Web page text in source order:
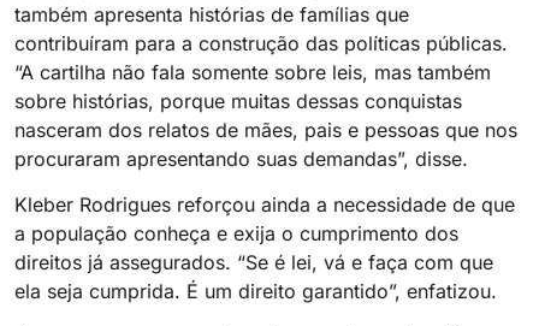
também apresenta histórias de famílias que
contribuíram para a construção das políticas públicas.
“A cartilha não fala somente sobre leis, mas também
sobre histórias, porque muitas dessas conquistas
nasceram dos relatos de mães, pais e pessoas que nos
procuraram apresentando suas demandas”, disse.
Kleber Rodrigues reforçou ainda a necessidade de que
a população conheça e exija o cumprimento dos
direitos já assegurados. “Se é lei, vá e faça com que
ela seja cumprida. É um direito garantido”, enfatizou.